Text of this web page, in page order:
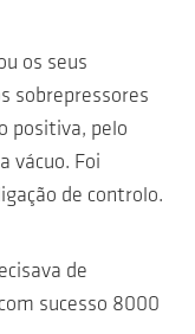
os seus
sobrepressores
positiva, pelo
vácuo. Foi
de controlo.
de
sucesso 8000